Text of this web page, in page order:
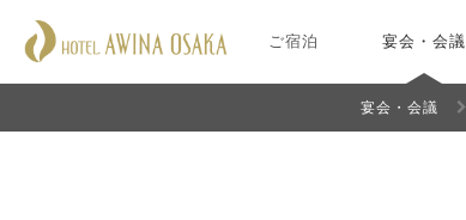
ご宿泊 宴会・会議
宴会・会議